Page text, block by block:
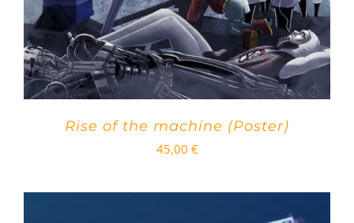
Rise of the machine (Poster)
45,00 €